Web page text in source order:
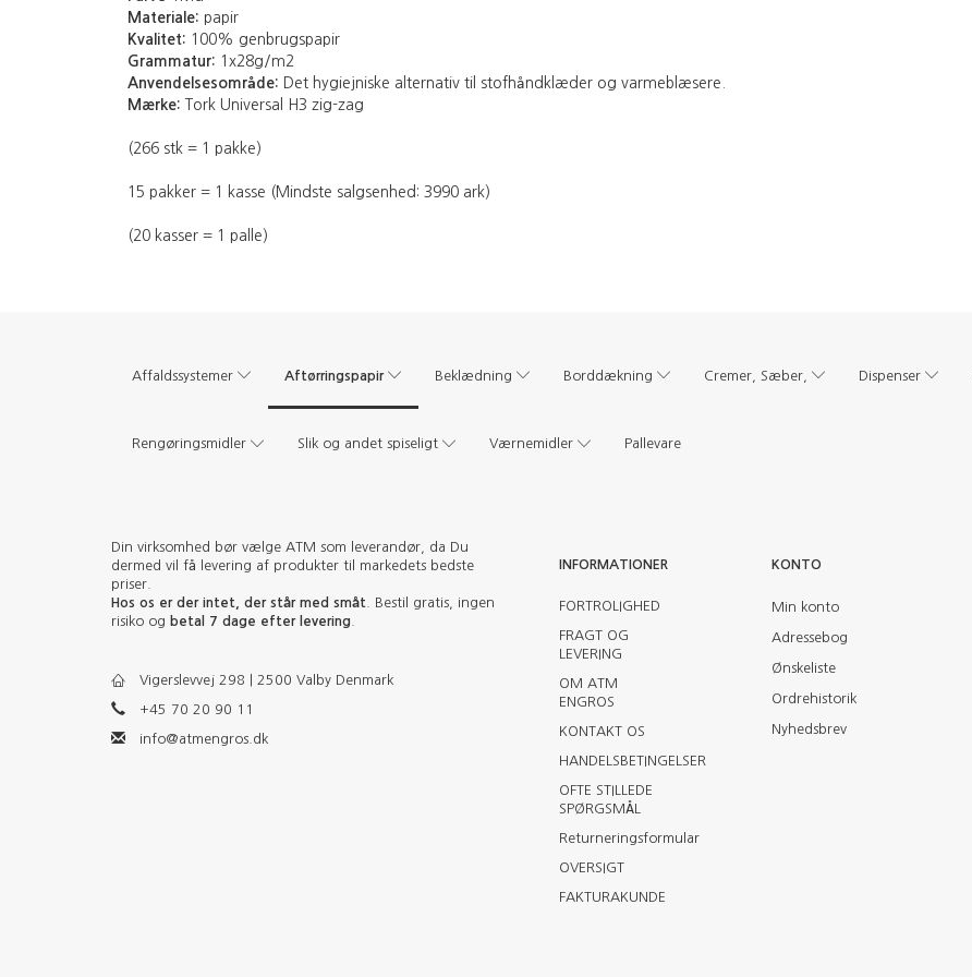
Materiale: papir
Kvalitet: 100% genbrugspapir
Grammatur: 1x28g/m2
Anvendelsesområde: Det hygiejniske alternativ til stofhåndklæder og varmeblæsere.
Mærke: Tork Universal H3 zig-zag
(266 stk = 1 pakke)
15 pakker = 1 kasse (Mindste salgsenhed: 3990 ark)
(20 kasser = 1 palle)
Affaldssystemer Aftørringspapir Beklædning Borddækning Cremer, Sæber, Dispenser
Rengøringsmidler Slik og andet spiseligt Værnemidler Pallevare
Din virksomhed bør vælge ATM som leverandør, da Du
dermed vil få levering af produkter til markedets bedste
priser.
Hos os er der intet, der står med småt . Bestil gratis, ingen
risiko og betal 7 dage efter levering
Vigerslevvej 298 | 2500 Valby Denmark
+45 70 20 90 11
info@atmengros.dk
INFORMATIONER
FORTROLIGHED
FRAGT OG
LEVERING
OM ATM
ENGROS
KONTAKT OS
HANDELSBETINGELSER
OFTE STILLEDE
SPØRGSMÅL
Returneringsformular
OVERSIGT
FAKTURAKUNDE
KONTO
Min konto
Adressebog
Ønskeliste
Ordrehistorik
Nyhedsbrev